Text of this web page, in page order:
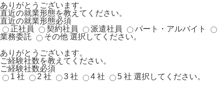
ありがとうございます。
直近の就業形態を教えてください。
直近の就業形態必須
正社員
契約社員 派遣社員
パート・アルバイト
業務委託
その他 選択してください。
ありがとうございます。
ご経験社数を教えてください。
ご経験社数必須
1 社
2 社 3 社 4 社 5 社 選択してください。